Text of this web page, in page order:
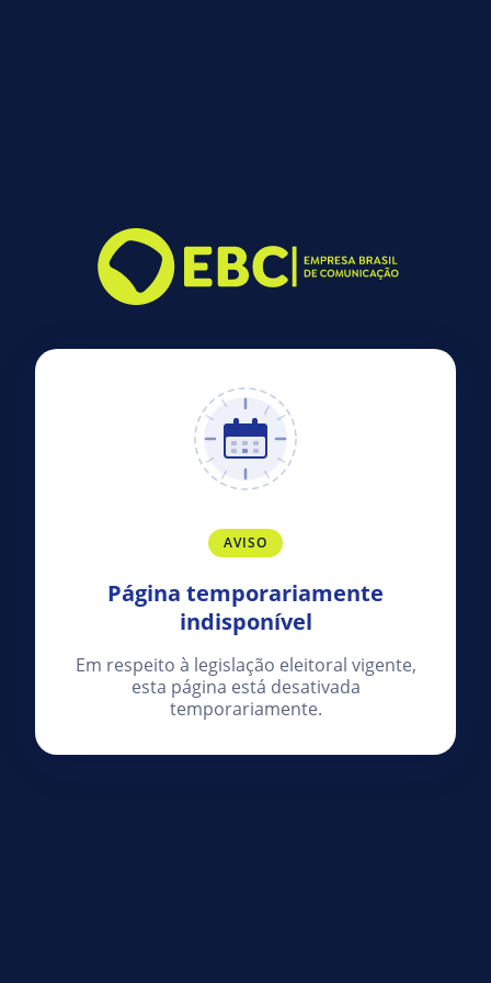
AVISO
Página temporariamente
indisponível
Em respeito à legislação eleitoral vigente,
esta página está desativada
temporariamente.